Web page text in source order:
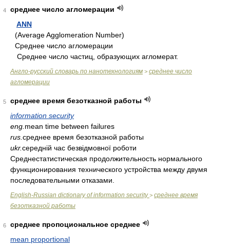
4
среднее число агломерации
ANN
(Average Agglomeration Number)
Среднее число агломерации
Среднее число частиц, образующих агломерат.
Англо-русский словарь по нанотехнологиям > среднее число
агломерации
5
среднее время безотказной работы
information security
eng. mean time between failures
rus. среднее время безотказной работы
ukr.середній час безвідмовної роботи
Среднестатистическая продолжительность нормального
функционирования технического устройства между двумя
последовательными отказами.
English-Russian dictionary of information security> среднее время
безотказной работы
6
среднее пропоциональное среднее
mean proportional